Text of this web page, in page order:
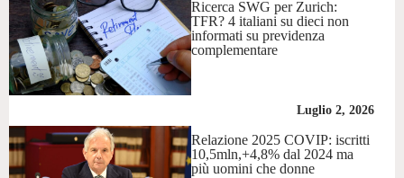
Ricerca SWG per Zurich:
TFR? 4 italiani su dieci non
informati su previdenza
complementare
Luglio 2, 2026
Relazione 2025 COVIP: iscritti
10,5mln,+4,8% dal 2024 ma
più uomini che donne